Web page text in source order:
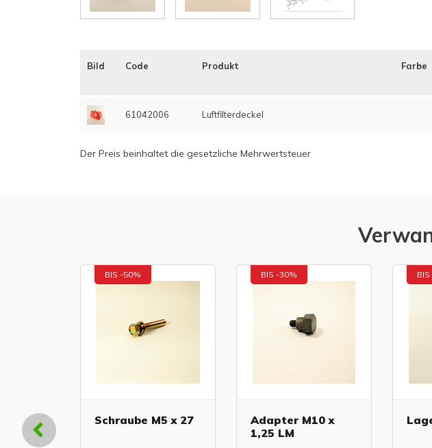
Bild Code Produkt Farbe
61042006 Luftfilterdeckel
Der Preis beinhaltet die gesetzliche Mehrwertsteuer
BIS -50%
Schraube M5 x 27
BIS -30%
Adapter M10 x
1,25 LM